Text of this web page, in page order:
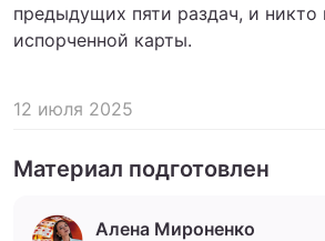
предыдущих пяти раздач, и никто
испорченной карты.
12 июля 2025
Материал подготовлен
Алена Мироненко